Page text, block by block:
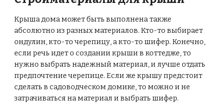
Крыша дома может быть выполнена также
абсолютно из разных материалов. Кто-то выбирает
ондулин, кто-то черепицу, а кто-то шифер. Конечно,
если речь идет о создании крыши в коттедже, то
нужно выбрать надежный материал, и лучше отдать
предпочтение черепице. Если же крышу предстоит
сделать в садоводческом домике, то можно и не
затрачиваться на материал и выбрать шифер.